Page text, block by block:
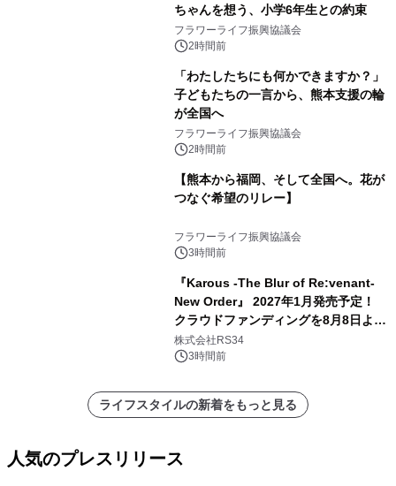
ちゃんを想う、小学6年生との約束
フラワーライフ振興協議会
2時間前
「わたしたちにも何かできますか？」
子どもたちの一言から、熊本支援の輪
が全国へ
フラワーライフ振興協議会
2時間前
【熊本から福岡、そして全国へ。花が
つなぐ希望のリレー】
フラワーライフ振興協議会
3時間前
『Karous -The Blur of Re:venant-
New Order』 2027年1月発売予定！
クラウドファンディングを8月8日より
開始
株式会社RS34
3時間前
ライフスタイルの新着をもっと見る
人気のプレスリリース